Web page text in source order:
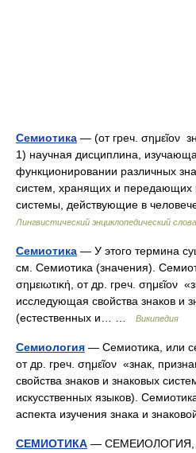
Семиотика — (от греч. σημεῖον
1) научная дисциплина,
функционировании различных
систем, хранящих и
системы, действующие в
Лингвистический энциклопедический
Семиотика — У этого термина
см. Семиотика (значения).
σημειωτική, от др. греч. σημεῖον
исследующая свойства знаков и
(естественных и… …
Википедия
Семиология — Семиотика, или
от др. греч. σημεῖον «знак,
свойства знаков и знаковых
искусственных языков).
аспекта изучения знака и
СЕМИОТИКА — СЕМЕИОЛОГИЯ,